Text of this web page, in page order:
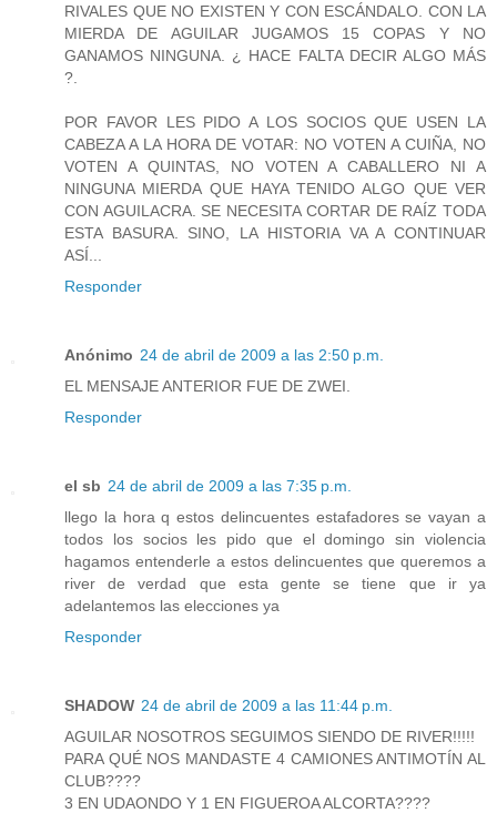
RIVALES QUE NO EXISTEN Y CON ESCÁNDALO. CON LA
MIERDA DE AGUILAR JUGAMOS 15 COPAS Y NO
GANAMOS NINGUNA. ¿ HACE FALTA DECIR ALGO MÁS
?.
POR FAVOR LES PIDO A LOS SOCIOS QUE USEN LA
CABEZA A LA HORA DE VOTAR: NO VOTEN A CUIÑA, NO
VOTEN A QUINTAS, NO VOTEN A CABALLERO NI A
NINGUNA MIERDA QUE HAYA TENIDO ALGO QUE VER
CON AGUILACRA. SE NECESITA CORTAR DE RAÍZ TODA
ESTA BASURA. SINO, LA HISTORIA VA A CONTINUAR
ASÍ...
Responder
Anónimo 24 de abril de 2009 a las 2:50 p.m.
EL MENSAJE ANTERIOR FUE DE ZWEI.
Responder
el sb 24 de abril de 2009 a las 7:35 p.m.
llego la hora q estos delincuentes estafadores se vayan a
todos los socios les pido que el domingo sin violencia
hagamos entenderle a estos delincuentes que queremos a
river de verdad que esta gente se tiene que ir ya
adelantemos las elecciones ya
Responder
SHADOW 24 de abril de 2009 a las 11:44 p.m.
AGUILAR NOSOTROS SEGUIMOS SIENDO DE RIVER!!!!!
PARA QUÉ NOS MANDASTE 4 CAMIONES ANTIMOTÍN AL
CLUB????
3 EN UDAONDO Y 1 EN FIGUEROA ALCORTA????